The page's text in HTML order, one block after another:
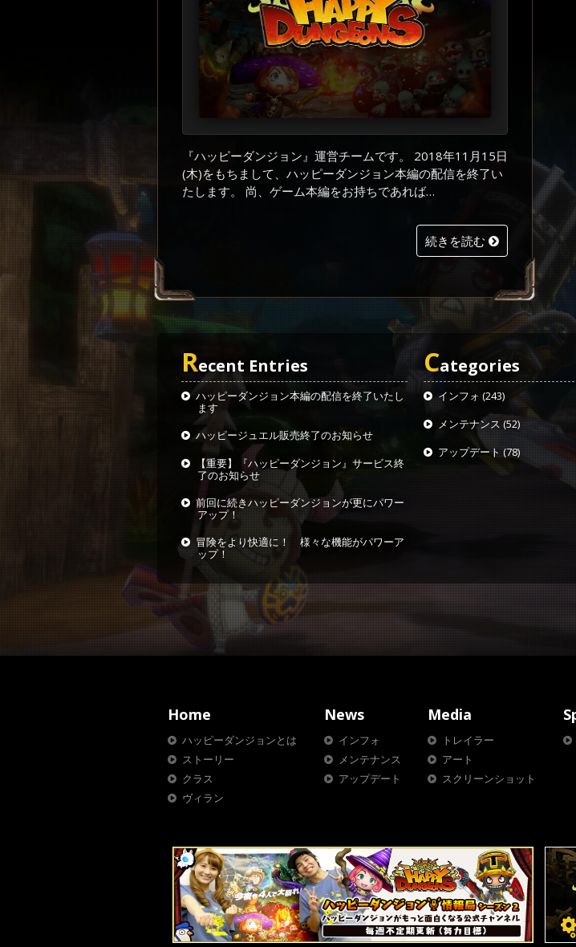
『ハッピーダンジョン』運営チームです。 2018年11月15日
(木)をもちまして、ハッピーダンジョン本編の配信を終了い
たします。 尚、ゲーム本編をお持ちであれば…
続きを読む
Recent Entries
ハッピーダンジョン本編の配信を終了いたし
ます
ハッピージュエル販売終了のお知らせ
【重要】『ハッピーダンジョン』サービス終
了のお知らせ
前回に続きハッピーダンジョンが更にパワー
アップ！
冒険をより快適に！ 様々な機能がパワーア
ップ！
Categories
インフォ (243)
メンテナンス(52)
アップデート(78)
Home
ハッピーダンジョンとは
ストーリー
クラス
ヴィラン
News
インフォ
メンテナンス
アップデート
Media
トレイラー
アート
スクリーンショット